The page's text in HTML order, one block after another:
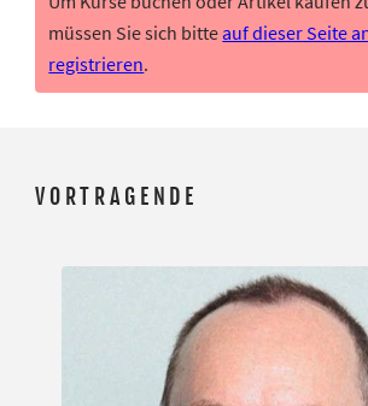
müssen Sie sich bitteauf dieser Seite
registrieren.
VORTRAGENDE